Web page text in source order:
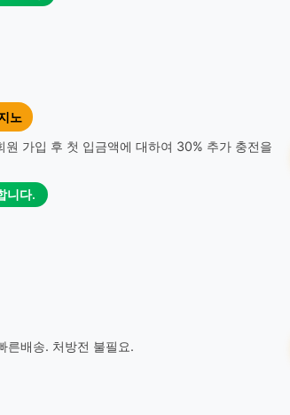
노
원 가입 후 첫 입금액에 대하여 30% 추가 충전을
니다.
른배송. 처방전 불필요.